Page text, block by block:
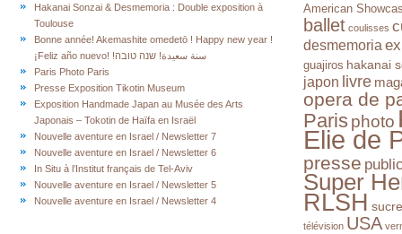
Hakanai Sonzai & Desmemoria : Double exposition à
Toulouse
Bonne année! Akemashite omedetō ! Happy new year !
¡Feliz año nuevo! !سنة سعيدة! שנה טובה
Paris Photo Paris
Presse Exposition Tikotin Museum
Exposition Handmade Japan au Musée des Arts
Japonais – Tokotin de Haïfa en Israël
Nouvelle aventure en Israel / Newsletter 7
Nouvelle aventure en Israel / Newsletter 6
In Situ à l’Institut français de Tel-Aviv
Nouvelle aventure en Israel / Newsletter 5
Nouvelle aventure en Israel / Newsletter 4
American
ballet coulisses
desmemoria
guajiros hakanai
japon livre
opera de
Paris photo
Elie de
presse
Super
RLSH sucre
télévision USA